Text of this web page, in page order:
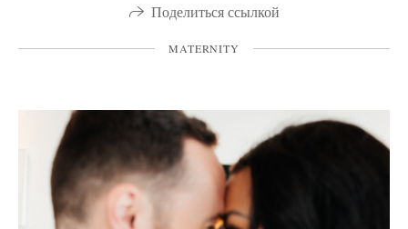
Поделиться ссылкой
MATERNITY